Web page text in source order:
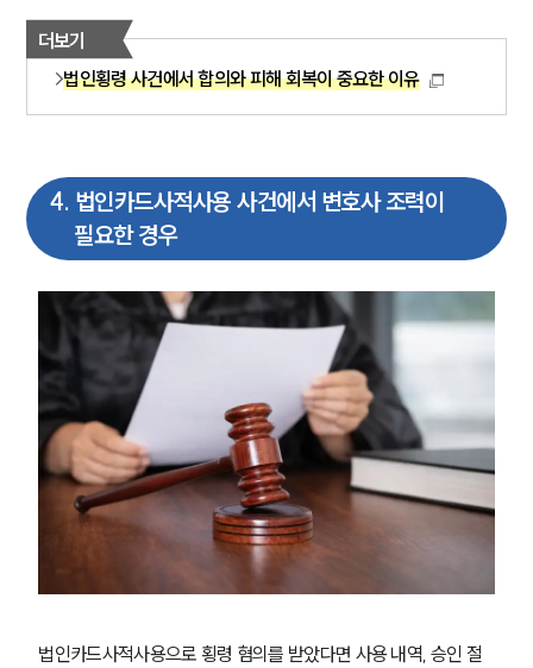
더보기
법인횡령 사건에서 합의와 피해 회복이 중요한 이유
4. 법인카드사적사용 사건에서 변호사 조력이
필요한 경우
법인카드사적사용으로 횡령 혐의를 받았다면 사용 내역, 승인 절